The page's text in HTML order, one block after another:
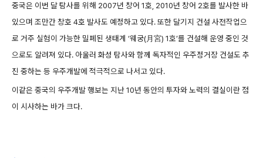
중국은 이번 달 탐사를 위해 2007년 창어 1호, 2010년 창어 2호를 발사한 바
있으며 조만간 창호 4호 발사도 예정하고 있다. 또한 달기지 건설 사전작업으
로 거주 실험이 가능한 밀폐된 생태계 ‘웨궁(月宮) 1호’를 건설해 운영 중인 것
으로도 알려져 있다. 아울러 화성 탐사와 함께 독자적인 우주정거장 건설도 추
진 중하는 등 우주개발에 적극적으로 나서고 있다.
이같은 중국의 우주개발 행보는 지난 10년 동안의 투자와 노력의 결실이란 점
이 시사하는 바가 크다.